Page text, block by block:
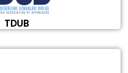
TDUB